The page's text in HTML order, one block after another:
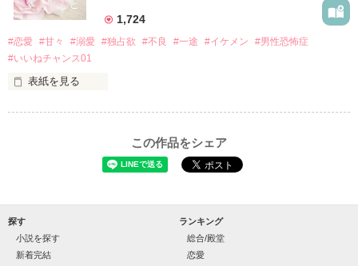
×
篠宮光-ShinomiyaHikaru
✨.ﾟ･*..☆.｡.:*✨.☆.｡.:. *:ﾟ✨.ﾟ･*..☆.｡.:*✨
再会した恋は、ライバルの登場で大きく動き出す──。
1,724
#恋愛 #甘々 #溺愛 #独占欲 #不良 #一途 #イケメン
#男性恐怖症
#いいねチャンス01
表紙を見る
「瑠莉に一目惚れしたんだよ……悪いかよ」
金髪に近い明るい髪色
この作品をシェア
探す
小説を探す
新着完結
ランキング
総合/殿堂
恋愛